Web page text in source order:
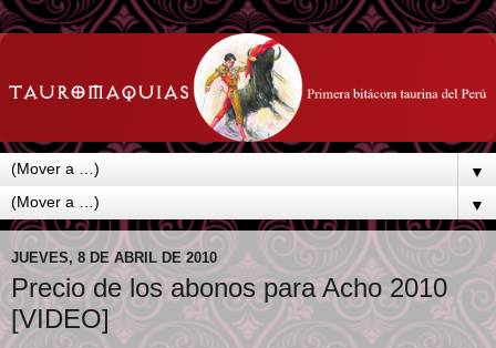
▼
▼
JUEVES, 8 DE ABRIL DE 2010
Precio de los abonos para Acho 2010
[VIDEO]